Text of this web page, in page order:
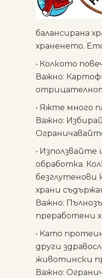
балансирана
храненето.
• Колкото
Важно:
• Яжте много
Важно:
• Използвайте
обработка.
безглутенови
храни
Важно:
преработени
• Като
други
животински
Важно: